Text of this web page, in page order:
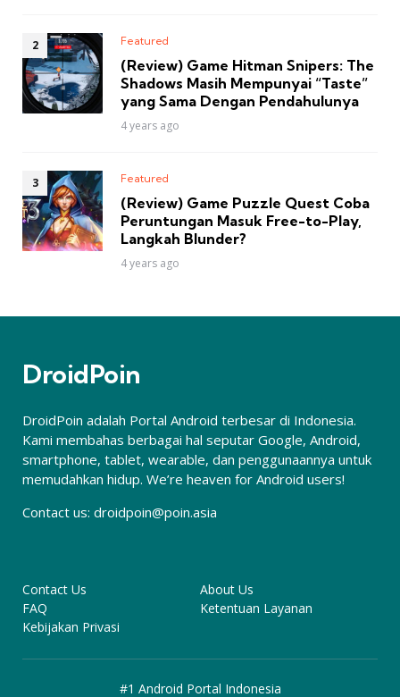
Featured
(Review) Game Hitman Snipers: The
Shadows Masih Mempunyai “Taste”
yang Sama Dengan Pendahulunya
4 years ago
Featured
(Review) Game Puzzle Quest Coba
Peruntungan Masuk Free-to-Play,
Langkah Blunder?
4 years ago
DroidPoin
DroidPoin adalah Portal Android terbesar di Indonesia.
Kami membahas berbagai hal seputar Google, Android,
smartphone, tablet, wearable, dan penggunaannya untuk
memudahkan hidup. We’re heaven for Android users!
Contact us: droidpoin@poin.asia
Contact Us
About Us
FAQ
Ketentuan Layanan
Kebijakan Privasi
#1 Android Portal Indonesia